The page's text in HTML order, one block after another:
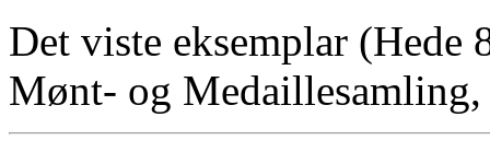
Det viste eksemplar
Mønt- og